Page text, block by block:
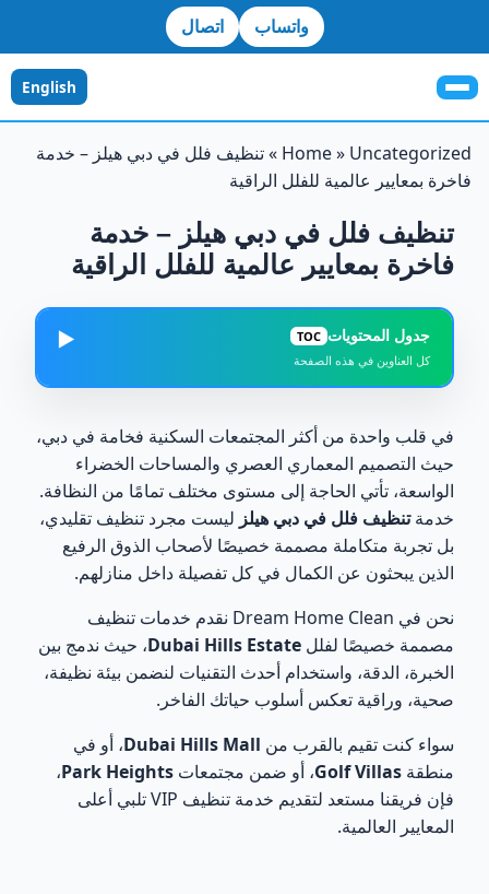
واتساب اتصال
English
Home» Uncategorized
»تنظيف فلل في دبي هيلز – خدمة
فاخرة بمعايير عالمية للفلل الراقية
تنظيف فلل في دبي هيلز – خدمة
فاخرة بمعايير عالمية للفلل الراقية
جدول المحتويات TOC
كل العناوين في هذه الصفحة
▶️
2 خدمات تنظيف الفلل الفاخرة في دبي هيلز
3 تنظيف فلل فاخرة في دبي هيلز
4 تنظيف عميق فاخر (Deep Luxury Cleaning)
تنظيف بعد الانتقال (VIP Move-in / Move-out)
6 تنظيف بعد التشطيب للفلل الجديدة
تنظيف الرخام والأسطح الفاخرة
8 تنظيف الكنب الفاخر والسجاد الإيراني
في قلب واحدة من أكثر المجتمعات السكنية فخامة في دبي،
حيث التصميم المعماري العصري والمساحات الخضراء
الواسعة، تأتي الحاجة إلى مستوى مختلف تمامًا من النظافة.
خدمةتنظيف فلل في دبي هيلز ليست مجرد تنظيف تقليدي،
بل تجربة متكاملة مصممة خصيصًا لأصحاب الذوق الرفيع
الذين يبحثون عن الكمال في كل تفصيلة داخل منازلهم.
نحن في Dream Home Clean نقدم خدمات تنظيف
مصممة خصيصًا لفلل Dubai Hills Estate، حيث ندمج بين
الخبرة، الدقة، واستخدام أحدث التقنيات لنضمن بيئة نظيفة،
صحية، وراقية تعكس أسلوب حياتك الفاخر.
سواء كنت تقيم بالقرب من Dubai Hills Mall، أو في
منطقة Golf Villas، أو ضمن مجتمعات Park Heights،
فإن فريقنا مستعد لتقديم خدمة تنظيف VIP تلبي أعلى
المعايير العالمية.